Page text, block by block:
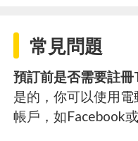
常見問題
預訂前是否需要註冊
是的，你可以使用
帳戶，如Facebook